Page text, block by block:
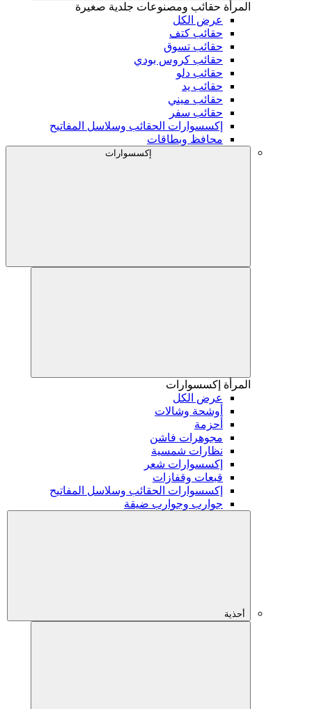
المرأة حقائب ومصنوعات جلدية صغيرة
عرض الكل
حقائب كتف
حقائب تسوق
حقائب كروس بودي
حقائب دلو
حقائب يد
حقائب ميني
حقائب سفر
إكسسوارات الحقائب وسلاسل المفاتيح
محافظ وبطاقات
إكسسوارات
المرأة إكسسوارات
عرض الكل
أوشحة وشالات
أحزمة
مجوهرات فاشن
نظارات شمسية
إكسسوارات شعر
قبعات وقفازات
إكسسوارات الحقائب وسلاسل المفاتيح
جوارب وجوارب ضيقة
أحذية